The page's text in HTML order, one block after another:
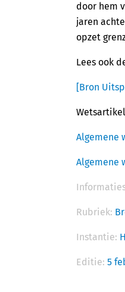
door hem
jaren
opzet
Lees ook
[Bron
Algemene
Algemene
Rubriek:
Instantie:
Editie: 5